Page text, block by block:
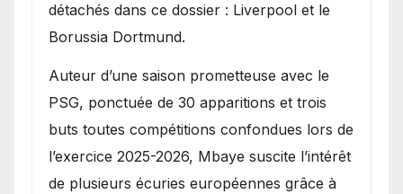
détachés dans ce dossier : Liverpool et le
Borussia Dortmund.
Auteur d’une saison prometteuse avec le
PSG, ponctuée de 30 apparitions et trois
buts toutes compétitions confondues lors de
l’exercice 2025-2026, Mbaye suscite l’intérêt
de plusieurs écuries européennes grâce à